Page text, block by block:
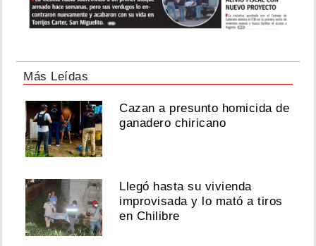
Más Leídas
Cazan a presunto homicida de
ganadero chiricano
Llegó hasta su vivienda
improvisada y lo mató a tiros
en Chilibre